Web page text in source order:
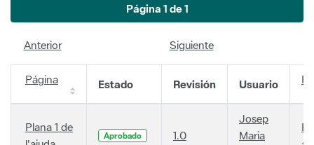
Página 1 de 1
Anterior Siguiente
Página Estado Revisión Usuario
Plana 1 de
Aprobado 1.0
Josep
Maria